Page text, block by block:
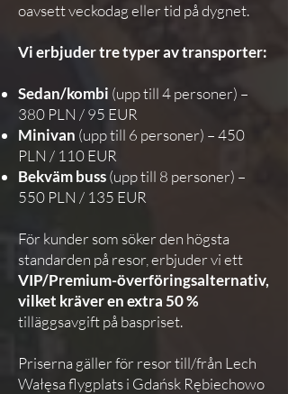
oavsett veckodag eller tid på dygnet.
Vi erbjuder tre typer av transporter:
Sedan/kombi (upp till 4 personer) –
380 PLN / 95 EUR
Minivan (upp till 6 personer) – 450
PLN / 110 EUR
Bekväm buss(upp till 8 personer) –
550 PLN / 135 EUR
För kunder som söker den högsta
standarden på resor, erbjuder vi ett
VIP/Premium-överföringsalternativ,
vilket kräver en extra 50 %
tilläggsavgift på baspriset.
Priserna gäller för resor till/från Lech
Wałęsa flygplats i Gdańsk Rębiechowo